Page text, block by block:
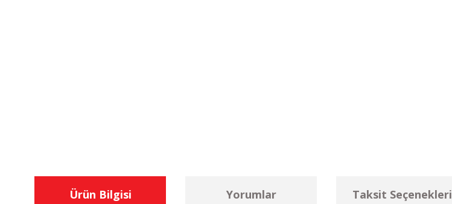
Ürün Bilgisi Yorumlar Taksit Seçenekleri